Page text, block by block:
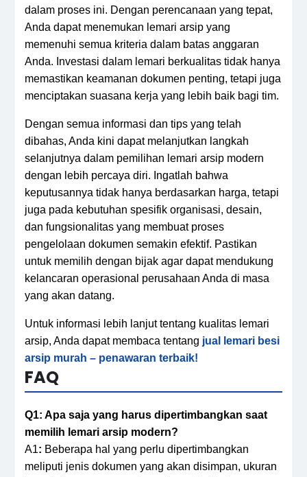
dalam proses ini. Dengan perencanaan yang tepat,
Anda dapat menemukan lemari arsip yang
memenuhi semua kriteria dalam batas anggaran
Anda. Investasi dalam lemari berkualitas tidak hanya
memastikan keamanan dokumen penting, tetapi juga
menciptakan suasana kerja yang lebih baik bagi tim.
Dengan semua informasi dan tips yang telah
dibahas, Anda kini dapat melanjutkan langkah
selanjutnya dalam pemilihan lemari arsip modern
dengan lebih percaya diri. Ingatlah bahwa
keputusannya tidak hanya berdasarkan harga, tetapi
juga pada kebutuhan spesifik organisasi, desain,
dan fungsionalitas yang membuat proses
pengelolaan dokumen semakin efektif. Pastikan
untuk memilih dengan bijak agar dapat mendukung
kelancaran operasional perusahaan Anda di masa
yang akan datang.
Untuk informasi lebih lanjut tentang kualitas lemari
arsip, Anda dapat membaca tentang jual lemari besi
arsip murah – penawaran terbaik!
FAQ
Q1: Apa saja yang harus dipertimbangkan saat
memilih lemari arsip modern?
A1: Beberapa hal yang perlu dipertimbangkan
meliputi jenis dokumen yang akan disimpan, ukuran